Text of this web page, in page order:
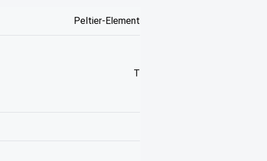
Peltier-Element
T